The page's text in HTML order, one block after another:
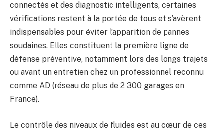
connectés et des diagnostic intelligents, certaines
vérifications restent à la portée de tous et s’avèrent
indispensables pour éviter l’apparition de pannes
soudaines. Elles constituent la première ligne de
défense préventive, notamment lors des longs trajets
ou avant un entretien chez un professionnel reconnu
comme AD (réseau de plus de 2 300 garages en
France).
Le contrôle des niveaux de fluides est au cœur de ces